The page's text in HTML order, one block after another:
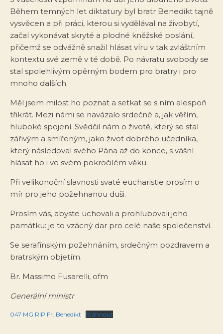
Během temných let diktatury byl bratr Benedikt tajně
vysvěcen a při práci, kterou si vydělával na živobytí,
začal vykonávat skryté a plodné kněžské poslání,
přičemž se odvážně snažil hlásat víru v tak zvláštním
kontextu své země v té době. Po návratu svobody se
stal spolehlivým opěrným bodem pro bratry i pro
mnoho dalších.
Měl jsem milost ho poznat a setkat se s ním alespoň
třikrát. Mezi námi se navázalo srdečné a, jak věřím,
hluboké spojení. Svědčil nám o životě, který se stal
zářivým a smířeným, jako život dobrého učedníka,
který následoval svého Pána až do konce, s vášní
hlásat ho i ve svém pokročilém věku.
Při velikonoční slavnosti svaté eucharistie prosím o
mír pro jeho požehnanou duši.
Prosím vás, abyste uchovali a prohlubovali jeho
památku: je to vzácný dar pro celé naše společenství.
Se serafínským požehnáním, srdečným pozdravem a
bratrským objetím.
Br. Massimo Fusarelli, ofm
Generální ministr
047 MG RIP Fr. Benedikt Stáhnout